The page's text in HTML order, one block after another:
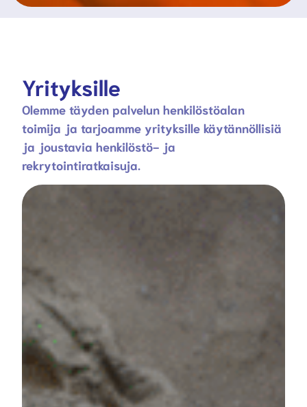
Yrityksille
Olemme täyden palvelun henkilöstöalan
toimija ja tarjoamme yrityksille käytännöllisiä
ja joustavia henkilöstö- ja
rekrytointiratkaisuja.